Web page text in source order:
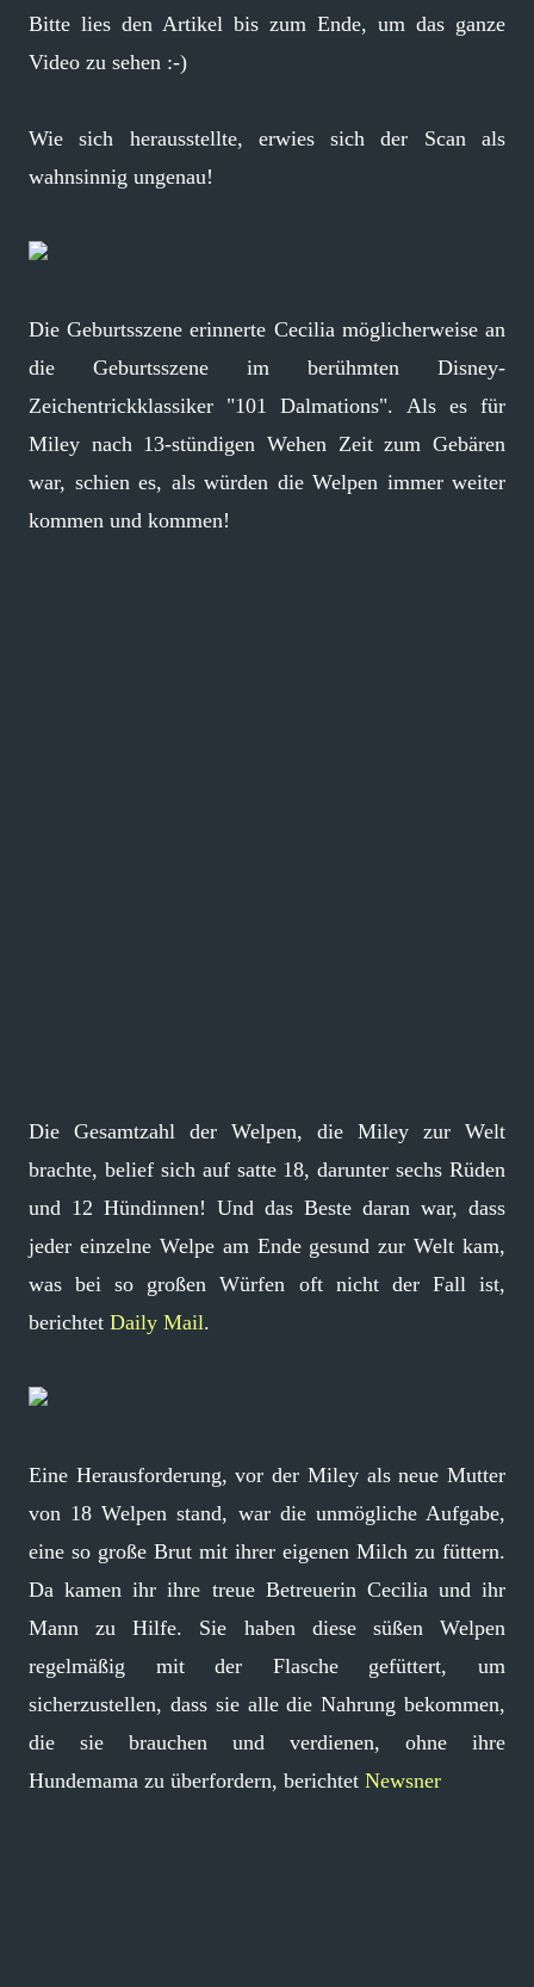
Bitte lies den Artikel bis zum Ende, um das ganze
Video zu sehen :-)
Wie sich herausstellte, erwies sich der Scan als
wahnsinnig ungenau!
Die Geburtsszene erinnerte Cecilia möglicherweise an
die Geburtsszene im berühmten Disney-
Zeichentrickklassiker "101 Dalmations". Als es für
Miley nach 13-stündigen Wehen Zeit zum Gebären
war, schien es, als würden die Welpen immer weiter
kommen und kommen!
Die Gesamtzahl der Welpen, die Miley zur Welt
brachte, belief sich auf satte 18, darunter sechs Rüden
und 12 Hündinnen! Und das Beste daran war, dass
jeder einzelne Welpe am Ende gesund zur Welt kam,
was bei so großen Würfen oft nicht der Fall ist,
berichtet Daily Mail.
Eine Herausforderung, vor der Miley als neue Mutter
von 18 Welpen stand, war die unmögliche Aufgabe,
eine so große Brut mit ihrer eigenen Milch zu füttern.
Da kamen ihr ihre treue Betreuerin Cecilia und ihr
Mann zu Hilfe. Sie haben diese süßen Welpen
regelmäßig mit der Flasche gefüttert, um
sicherzustellen, dass sie alle die Nahrung bekommen,
die sie brauchen und verdienen, ohne ihre
Hundemama zu überfordern, berichtet Newsner